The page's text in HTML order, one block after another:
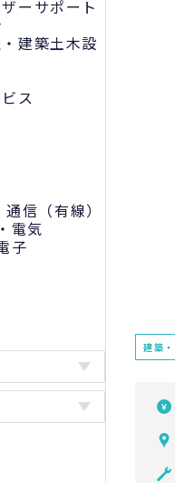
ーサポート
建築土木設
ス
通信（有線）
電気
子
建築